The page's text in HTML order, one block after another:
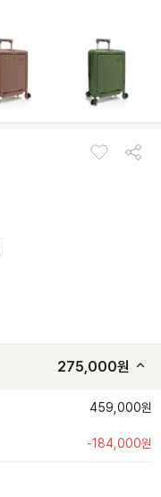
275,000원
459,000원
-184,000원